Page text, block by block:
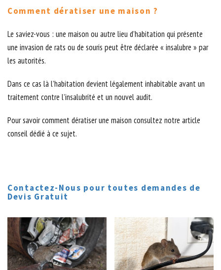
Comment dératiser une maison ?
Le saviez-vous : une maison ou autre lieu d’habitation qui présente
une invasion de rats ou de souris peut être déclarée « insalubre » par
les autorités.
Dans ce cas là l’habitation devient légalement inhabitable avant un
traitement contre l’insalubrité et un nouvel audit.
Pour savoir comment dératiser une maison consultez notre article
conseil dédié à ce sujet.
Contactez-Nous pour toutes demandes de
Devis Gratuit